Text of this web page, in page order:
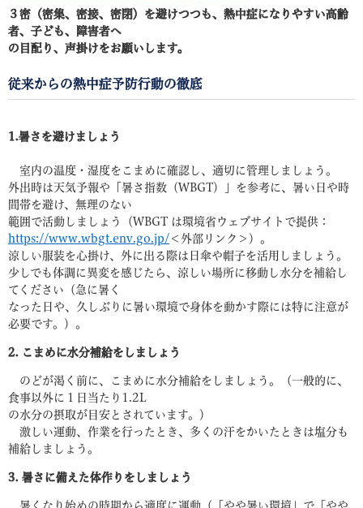
３密（密集、密接、密閉）を避けつつも、熱中症になりやすい高齢
者、子ども、障害者へ
の目配り、声掛けをお願いします。
従来からの熱中症予防行動の徹底
1.暑さを避けましょう
室内の温度・湿度をこまめに確認し、適切に管理しましょう。
外出時は天気予報や「暑さ指数（WBGT）」を参考に、暑い日や時
間帯を避け、無理のない
範囲で活動しましょう（WBGT は環境省ウェブサイトで提供：
https://www.wbgt.env.go.jp/ ＜外部リンク＞ ）。
涼しい服装を心掛け、外に出る際は日傘や帽子を活用しましょう。
少しでも体調に異変を感じたら、涼しい場所に移動し水分を補給し
てください（急に暑く
なった日や、久しぶりに暑い環境で身体を動かす際には特に注意が
必要です。）。
2. こまめに水分補給をしましょう
のどが渇く前に、こまめに水分補給をしましょう。（一般的に、
食事以外に１日当たり1.2L
の水分の摂取が目安とされています。）
激しい運動、作業を行ったとき、多くの汗をかいたときは塩分も
補給しましょう。
3. 暑さに備えた体作りをしましょう
暑くなり始めの時期から適度に運動（「やや暑い環境」で「やや